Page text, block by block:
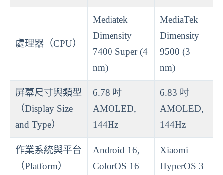
處理器（CPU）
Mediatek
Dimensity
7400 Super (4
nm)
MediaTek
Dimensity
9500 (3
nm)
屏幕尺寸與類型
（Display Size
and Type）
6.78 吋
AMOLED,
144Hz
6.83 吋
AMOLED,
144Hz
作業系統與平台
（Platform）
Android 16,
ColorOS 16
Xiaomi
HyperOS 3